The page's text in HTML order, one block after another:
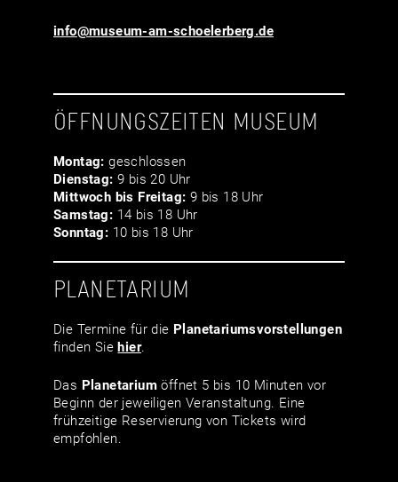
info@museum-am-schoelerberg.de
ÖFFNUNGSZEITEN MUSEUM
Montag: geschlossen
Dienstag: 9 bis 20 Uhr
Mittwoch bis Freitag: 9 bis 18 Uhr
Samstag: 14 bis 18 Uhr
Sonntag: 10 bis 18 Uhr
PLANETARIUM
Die Termine für die Planetariumsvor­stellungen
finden Siehier.
Das Planetarium öffnet 5 bis 10 Minuten vor
Beginn der jeweiligen Veranstaltung. Eine
frühzeitige Reservierung von Tickets wird
empfohlen.